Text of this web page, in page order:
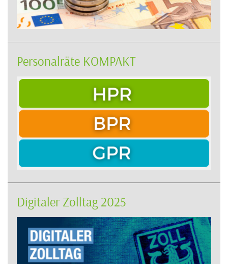
Personalräte KOMPAKT
Digitaler Zolltag 2025